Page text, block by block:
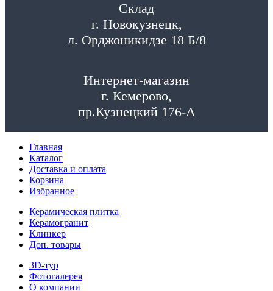
Склад
г. Новокузнецк,
л. Орджоникидзе 18 Б/8
Интернет-магазин
г. Кемерово,
пр.Кузнецкий 176-А
Главная
Каталог
Доставка и оплата
Корзина
Избранное
Керамическая плитка
Керамогранит
Клинкер
Доп. товары
3D-тур
Фотогалерея
О компании